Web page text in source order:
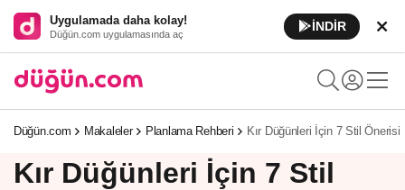
Uygulamada daha kolay!
Düğün.com uygulamasında aç
İNDİR
Düğün.com Makaleler Planlama Rehberi Kır Düğünleri İçin 7 Stil Önerisi
Kır Düğünleri İçin 7 Stil